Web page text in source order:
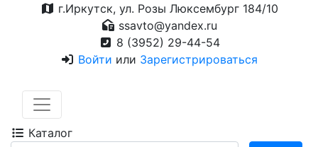
г.Иркутск, ул. Розы Люксембург 184/10
ssavto@yandex.ru
8 (3952) 29-44-54
Войти или Зарегистрироваться
Каталог